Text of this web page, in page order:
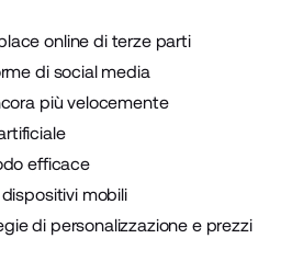
online di terze parti
di social media
più velocemente
efficace
mobili
di personalizzazione e prezzi